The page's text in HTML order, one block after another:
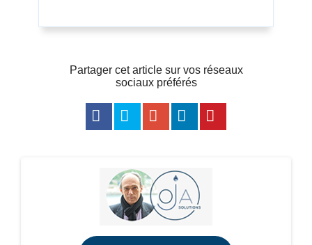
Partager cet article sur vos réseaux
sociaux préférés